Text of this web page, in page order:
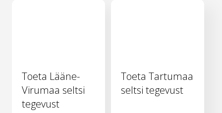
Toeta Lääne-
Virumaa seltsi
tegevust
Toeta Tartumaa
seltsi tegevust